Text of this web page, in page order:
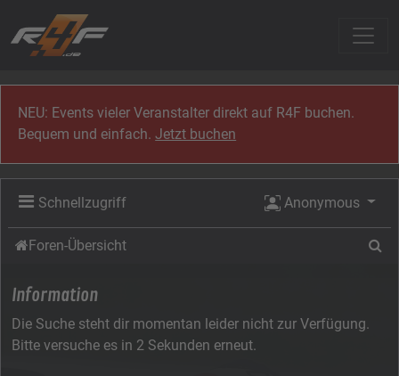
NEU: Events vieler Veranstalter direkt auf R4F buchen.
Bequem und einfach.Jetzt buchen
Schnellzugriff Anonymous
Foren-Übersicht
Information
Die Suche steht dir momentan leider nicht zur Verfügung.
Bitte versuche es in 2 Sekunden erneut.